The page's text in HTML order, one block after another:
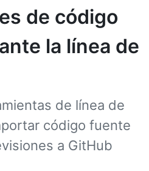
de código
la línea de
de línea de
código fuente
a GitHub